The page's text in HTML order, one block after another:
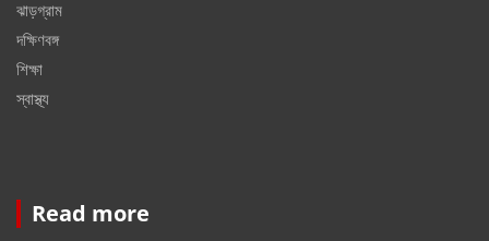
ঝাড়গ্রাম
দক্ষিণবঙ্গ
শিক্ষা
স্বাস্থ্য
Read more